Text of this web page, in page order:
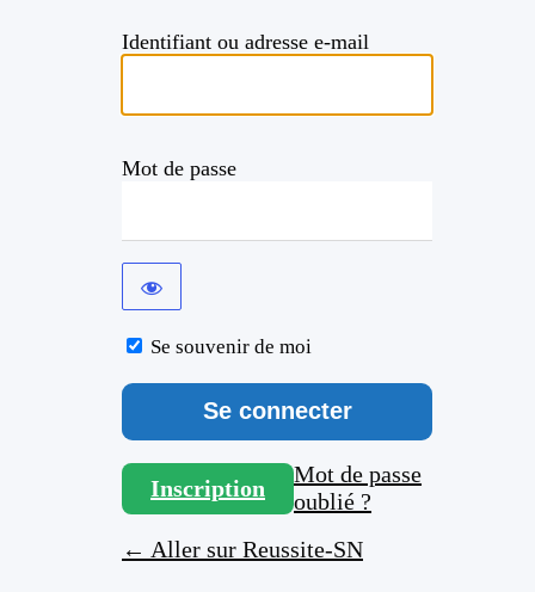
Identifiant ou adresse e-mail
Mot de passe
Se souvenir de moi
Inscription
Mot de passe
oublié ?
← Aller sur Reussite-SN